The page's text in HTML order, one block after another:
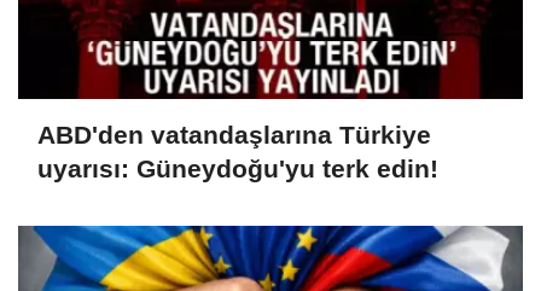
ABD'den vatandaşlarına Türkiye
uyarısı: Güneydoğu'yu terk edin!